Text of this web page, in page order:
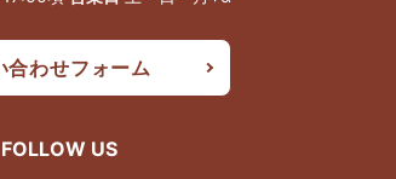
合わせフォーム
FOLLOW US